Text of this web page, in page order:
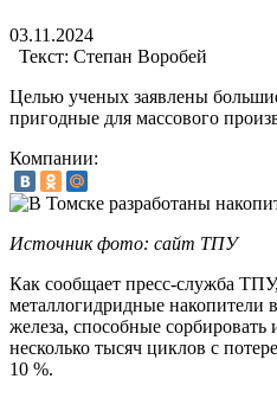
03.11.2024
Текст: Степан Воробей
Целью ученых заявлены
пригодные для массового
Компании:
Источник фото: сайт ТПУ
Как сообщает пресс-служба
металлогидридные накопители
железа, способные сорбировать
несколько тысяч циклов с
10 %.